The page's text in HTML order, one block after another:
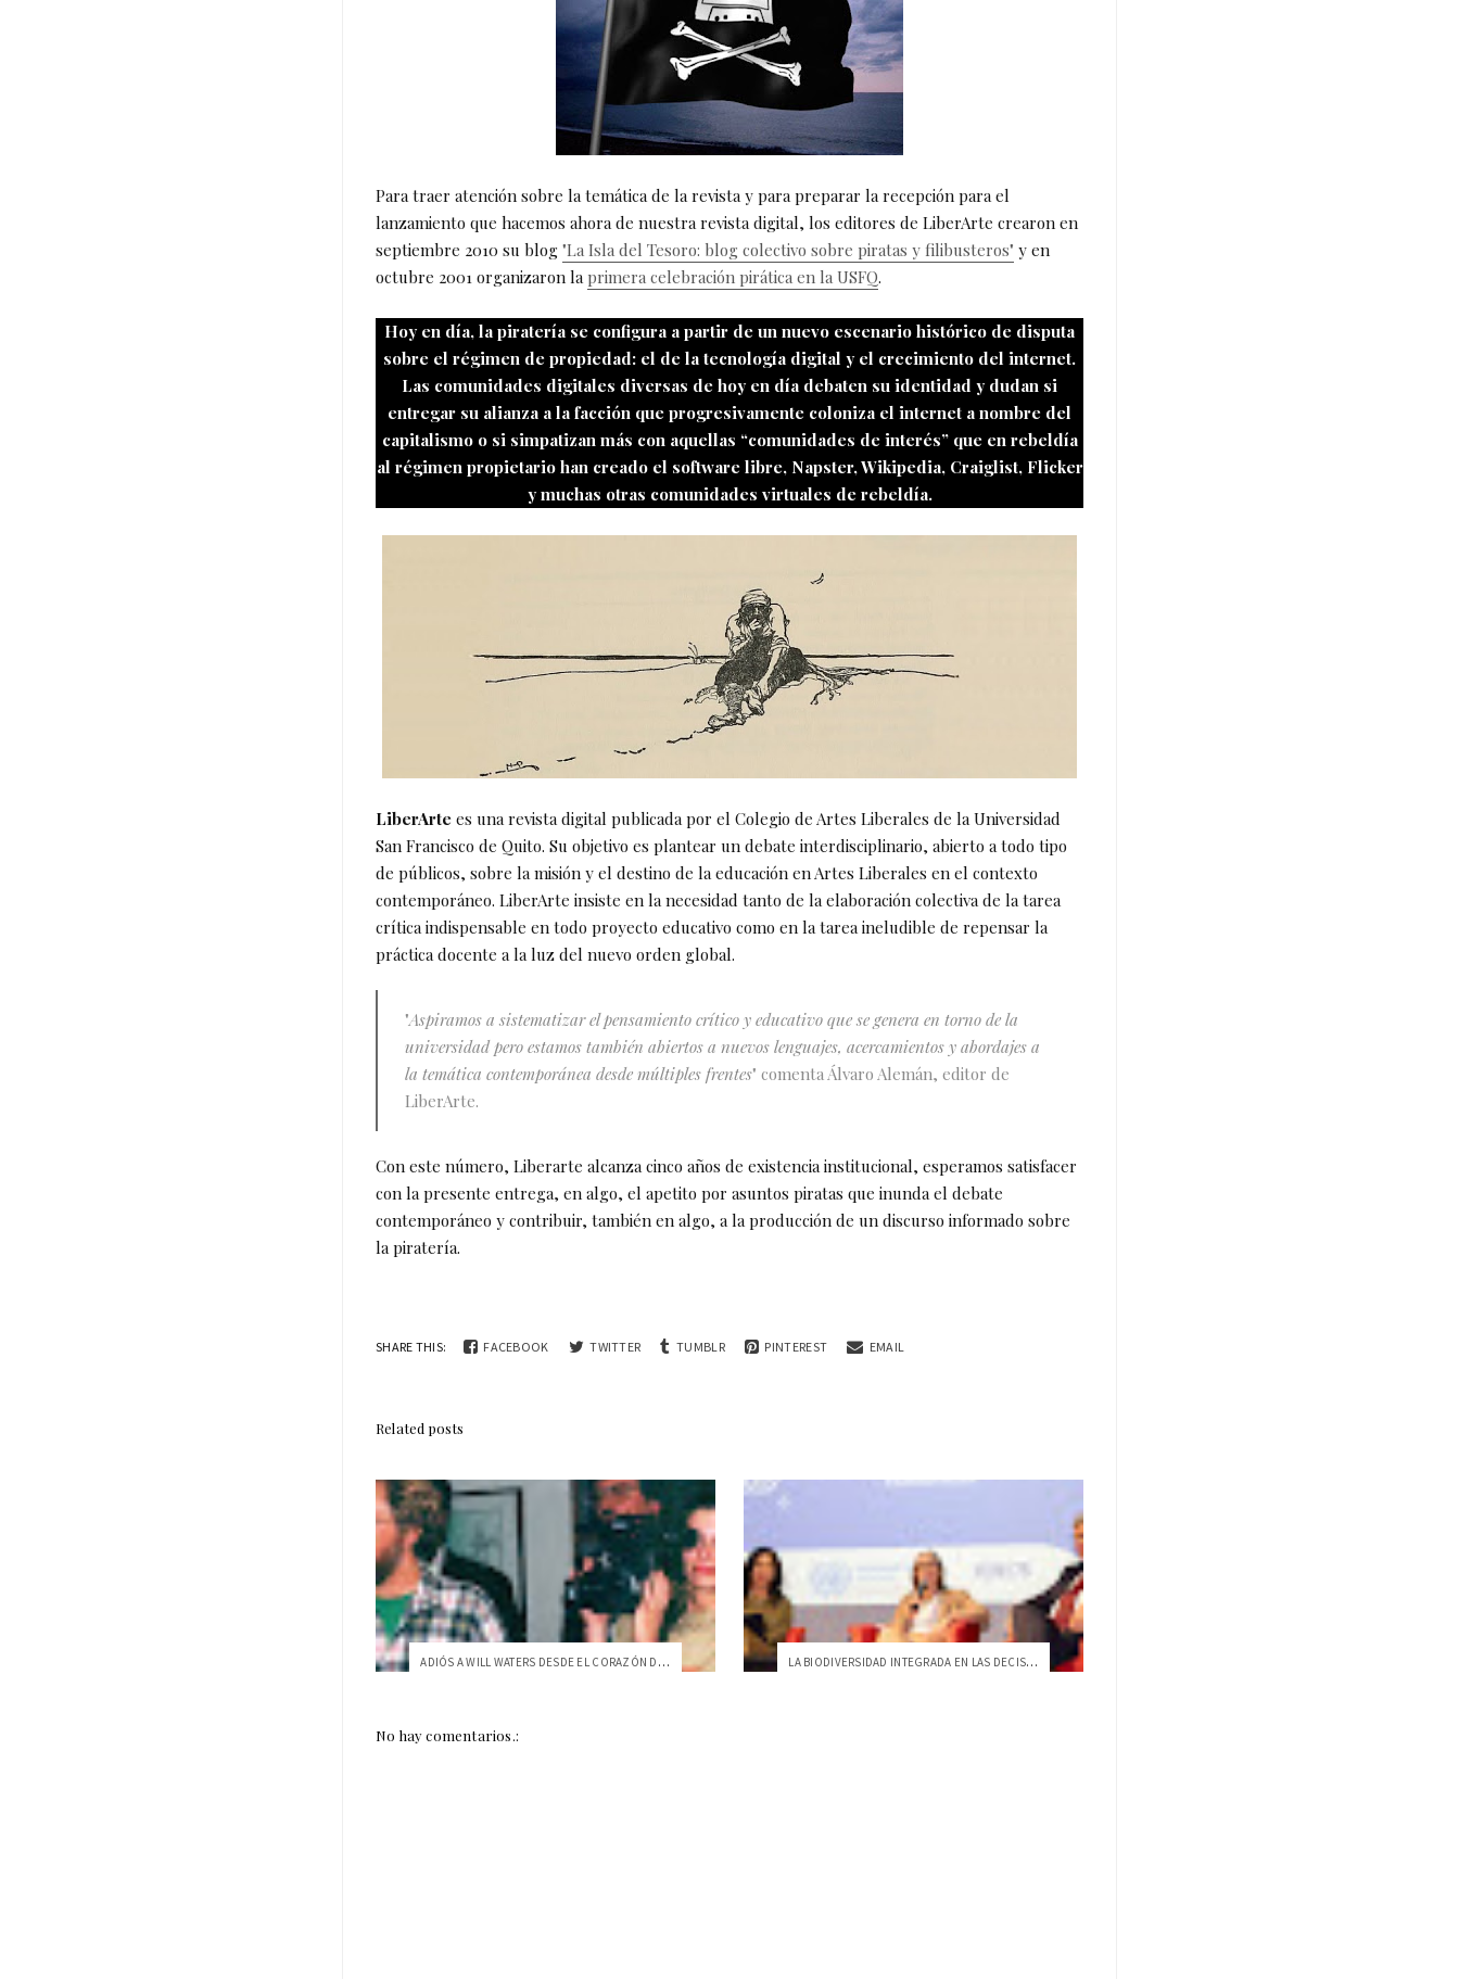
Para traer atención sobre la temática de la revista y para preparar la recepción para el
lanzamiento que hacemos ahora de nuestra revista digital, los editores de LiberArte crearon en
septiembre 2010 su blog "La Isla del Tesoro: blog colectivo sobre piratas y filibusteros" y en
octubre 2001 organizaron la primera celebración pirática en la USFQ.
Hoy en día, la piratería se configura a partir de un nuevo escenario histórico de disputa
sobre el régimen de propiedad: el de la tecnología digital y el crecimiento del internet.
Las comunidades digitales diversas de hoy en día debaten su identidad y dudan si
entregar su alianza a la facción que progresivamente coloniza el internet a nombre del
capitalismo o si simpatizan más con aquellas “comunidades de interés” que en rebeldía
al régimen propietario han creado el software libre, Napster, Wikipedia, Craiglist, Flicker
y muchas otras comunidades virtuales de rebeldía.
LiberArte es una revista digital publicada por el Colegio de Artes Liberales de la Universidad
San Francisco de Quito. Su objetivo es plantear un debate interdisciplinario, abierto a todo tipo
de públicos, sobre la misión y el destino de la educación en Artes Liberales en el contexto
contemporáneo. LiberArte insiste en la necesidad tanto de la elaboración colectiva de la tarea
crítica indispensable en todo proyecto educativo como en la tarea ineludible de repensar la
práctica docente a la luz del nuevo orden global.
"Aspiramos a sistematizar el pensamiento crítico y educativo que se genera en torno de la
universidad pero estamos también abiertos a nuevos lenguajes, acercamientos y abordajes a
la temática contemporánea desde múltiples frentes" comenta Álvaro Alemán, editor de
LiberArte.
Con este número, Liberarte alcanza cinco años de existencia institucional, esperamos satisfacer
con la presente entrega, en algo, el apetito por asuntos piratas que inunda el debate
contemporáneo y contribuir, también en algo, a la producción de un discurso informado sobre
la piratería.
SHARE THIS: FACEBOOK TWITTER TUMBLR PINTEREST EMAIL
Related posts
ADIÓS A WILL WATERS DESDE EL CORAZÓN DE LA USFQ LA BIODIVERSIDAD INTEGRADA EN LAS DECISIONES PÚBLICAS
No hay comentarios.: